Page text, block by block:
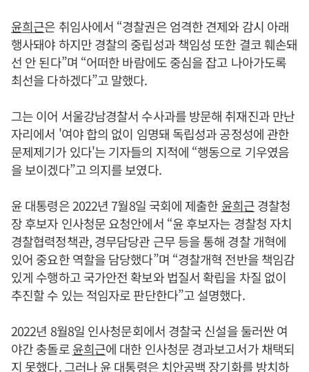
윤희근은 취임사에서 “경찰권은 엄격한 견제와 감시 아래
행사돼야 하지만 경찰의 중립성과 책임성 또한 결코 훼손돼
선 안 된다”며 “어떠한 바람에도 중심을 잡고 나아가도록
최선을 다하겠다”고 말했다.
그는 이어 서울강남경찰서 수사과를 방문해 취재진과 만난
자리에서 '여야 합의 없이 임명돼 독립성과 공정성에 관한
문제제기가 있다'는 기자들의 지적에 “행동으로 기우였음
을 보이겠다”고 의지를 보였다.
윤 대통령은 2022년 7월8일 국회에 제출한 윤희근경찰청
장 후보자 인사청문 요청안에서 “윤 후보자는 경찰청 자치
경찰협력정책관, 경무담당관 근무 등을 통해 경찰 개혁에
있어 중요한 역할을 담당했다”며 “경찰개혁 전반을 책임감
있게 수행하고 국가안전 확보와 법질서 확립을 차질 없이
추진할 수 있는 적임자로 판단한다”고 설명했다.
2022년 8월8일 인사청문회에서 경찰국 신설을 둘러싼 여
야간 충돌로윤희근에 대한 인사청문 경과보고서가 채택되
지 못했다. 그러나 윤 대통령은 치안공백 장기화를 방치하